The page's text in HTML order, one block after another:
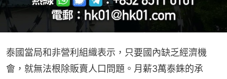
泰國當局和非營利組織表示，只要國內缺乏經濟機
會，就無法根除販賣人口問題。月薪3萬泰銖的承